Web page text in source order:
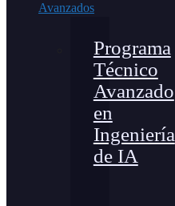
Avanzados
Programa
Técnico
Avanzado
en
Ingeniería
de IA